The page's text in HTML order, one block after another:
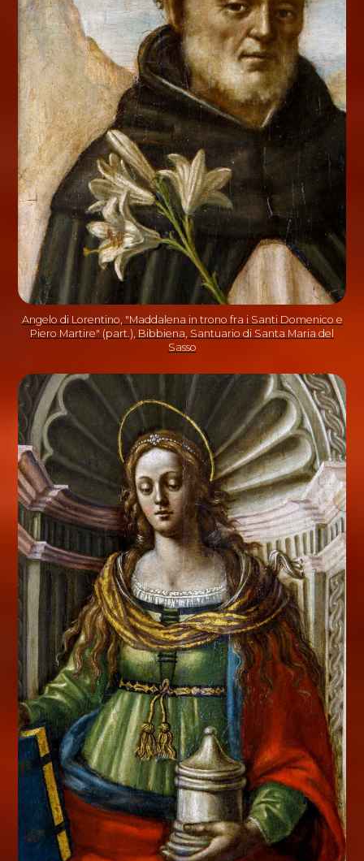
Angelo di Lorentino, "Maddalena in trono fra i Santi Domenico e
Piero Martire" (part.), Bibbiena, Santuario di Santa Maria del
Sasso